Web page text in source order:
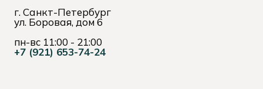
г. Санкт-Петербург
ул. Боровая, дом 6
пн-вс 11:00 - 21:00
+7 (921) 653-74-24